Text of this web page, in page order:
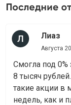
Последние
Лиаз
Августа
Смогла под 0%
8 тысяч
такие акции в
недель, как и